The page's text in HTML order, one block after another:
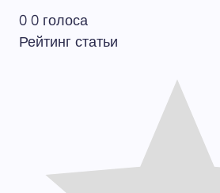
00голоса
Рейтинг статьи